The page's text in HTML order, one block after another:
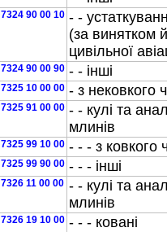
7324 90 00 10 - -
(за винятком
цивiльної
7324 90 00 90 - - iншi
7325 10 00 00 - з нековкого
7325 91 00 00 - - кулi та
млинiв
7325 99 10 00 - - - з ковкого
7325 99 90 00 - - - iншi
7326 11 00 00 - - кулi та
млинiв
7326 19 10 00 - - - кованi